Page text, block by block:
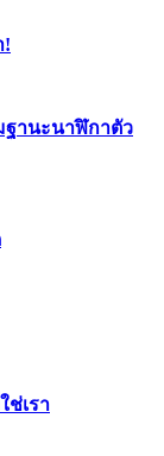
!
ฐานะนาฬิกาตัว
ช่เรา